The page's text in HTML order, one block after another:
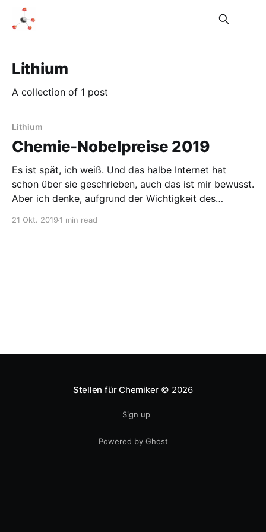
Lithium
A collection of 1 post
Lithium
Chemie-Nobelpreise 2019
Es ist spät, ich weiß. Und das halbe Internet hat
schon über sie geschrieben, auch das ist mir bewusst.
Aber ich denke, aufgrund der Wichtigkeit des
21 Okt. 2019 1 min read
Stellen für Chemiker © 2026
Sign up
Powered by Ghost